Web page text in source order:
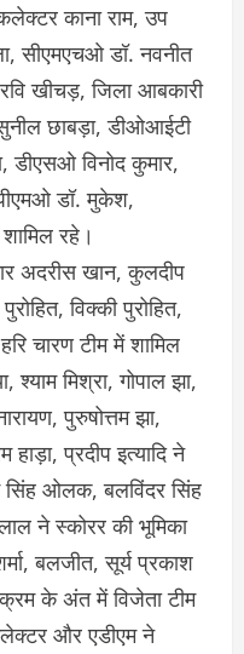
काना राम, उप
सीएमएचओ डॉ. नवनीत
खीचड़, जिला आबकारी
छाबड़ा, डीओआईटी
डीएसओ विनोद कुमार,
डॉ. मुकेश,
रहे।
अदरीस खान, कुलदीप
विक्की पुरोहित,
चारण टीम में शामिल
श्याम मिश्रा, गोपाल झा,
पुरुषोत्तम झा,
प्रदीप इत्यादि ने
सिंह ओलक, बलविंदर सिंह
ने स्कोरर की भूमिका
बलजीत, सूर्य प्रकाश
के अंत में विजेता टीम
और एडीएम ने